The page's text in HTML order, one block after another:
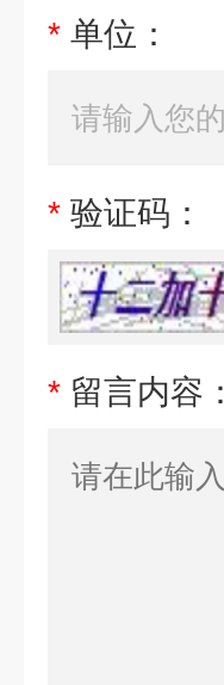
* 单位：
* 验证码：
* 留言内容：